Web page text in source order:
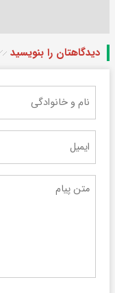
دیدگاهتان را بنویسید